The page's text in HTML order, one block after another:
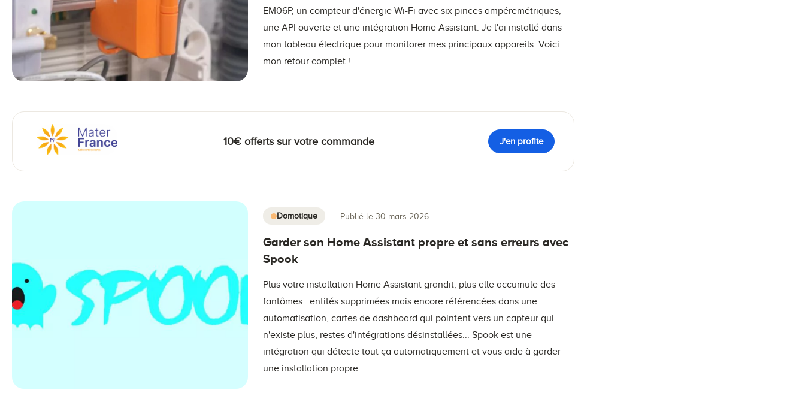
EM06P, un compteur d'énergie Wi-Fi avec six pinces ampéremétriques,
une API ouverte et une intégration Home Assistant. Je l'ai installé dans
mon tableau électrique pour monitorer mes principaux appareils. Voici
mon retour complet !
10€ offerts sur votre commande J'en profite
Domotique Publié le 30 mars 2026
Garder son Home Assistant propre et sans erreurs avec
Spook
Plus votre installation Home Assistant grandit, plus elle accumule des
fantômes : entités supprimées mais encore référencées dans une
automatisation, cartes de dashboard qui pointent vers un capteur qui
n'existe plus, restes d'intégrations désinstallées... Spook est une
intégration qui détecte tout ça automatiquement et vous aide à garder
une installation propre.